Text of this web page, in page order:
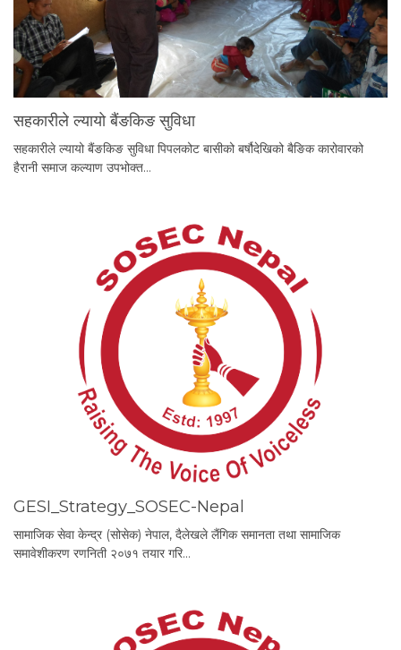
सहकारीले ल्यायो बैंङकिङ सुविधा
सहकारीले ल्यायो बैंङकिङ सुविधा पिपलकोट बासीको बर्षौदेखिको बैङिक कारोवारको
हैरानी समाज कल्याण उपभोक्त…
GESI_Strategy_SOSEC-Nepal
सामाजिक सेवा केन्द्र (सोसेक) नेपाल, दैलेखले लैंगिक समानता तथा सामाजिक
समावेशीकरण रणनिती २०७१ तयार गरि…